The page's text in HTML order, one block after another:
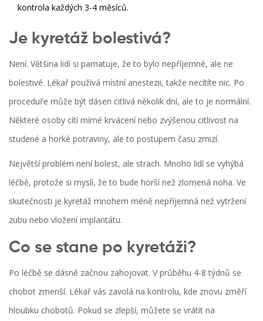
kontrola každých 3-4 měsíců.
Je kyretáž bolestivá?
Není. Většina lidí si pamatuje, že to bylo nepříjemné, ale ne
bolestivé. Lékař používá místní anestezii, takže necítíte nic. Po
proceduře může být dásen citlivá několik dní, ale to je normální.
Některé osoby cítí mírné krvácení nebo zvýšenou citlivost na
studené a horké potraviny, ale to postupem času zmizí.
Největší problém není bolest, ale strach. Mnoho lidí se vyhýbá
léčbě, protože si myslí, že to bude horší než zlomená noha. Ve
skutečnosti je kyretáž mnohem méně nepříjemná než vytržení
zubu nebo vložení implantátu.
Co se stane po kyretáži?
Po léčbě se dásně začnou zahojovat. V průběhu 4-8 týdnů se
chobot zmenší. Lékař vás zavolá na kontrolu, kde znovu změří
hloubku chobotů. Pokud se zlepší, můžete se vrátit na